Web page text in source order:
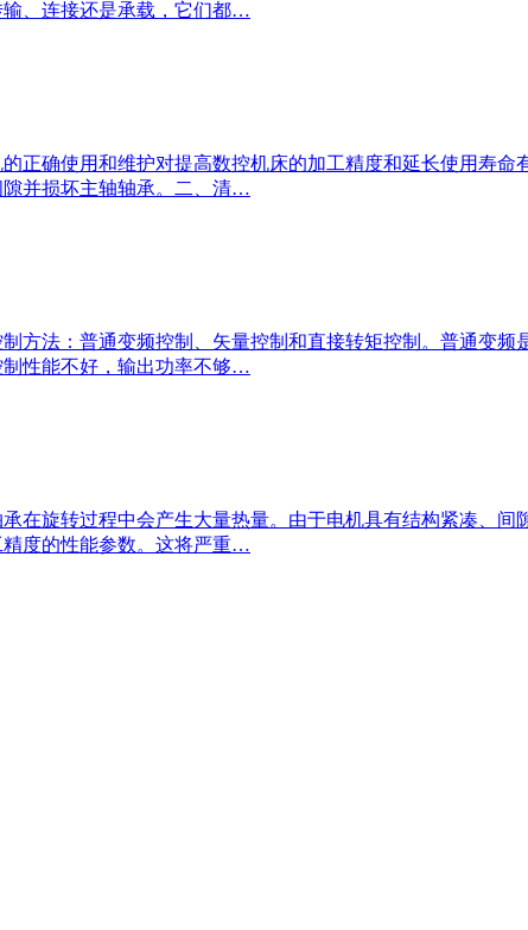
、连接还是承载，它们都…
正确使用和维护对提高数控机床的加工精度和延长使用寿
并损坏主轴轴承。二、清…
方法：普通变频控制、矢量控制和直接转矩控制。普通变
性能不好，输出功率不够…
在旋转过程中会产生大量热量。由于电机具有结构紧凑、
精度的性能参数。这将严重…